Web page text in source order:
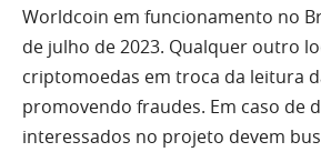
Worldcoin em funcionamento no
de julho de 2023. Qualquer outro
criptomoedas em troca da leitura
promovendo fraudes. Em caso de
interessados no projeto devem